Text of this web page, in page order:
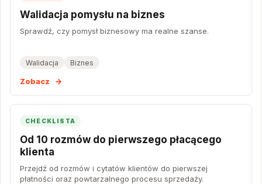
Walidacja pomysłu na biznes
Sprawdź, czy pomysł biznesowy ma realne szanse.
Walidacja Biznes
Zobacz →
CHECKLISTA
Od 10 rozmów do pierwszego płacącego
klienta
Przejdź od rozmów i cytatów klientów do pierwszej
płatności oraz powtarzalnego procesu sprzedaży.